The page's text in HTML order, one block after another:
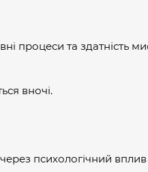
процеси та здатність
вночі.
психологічний